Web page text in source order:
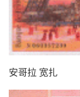
安哥拉 宽扎